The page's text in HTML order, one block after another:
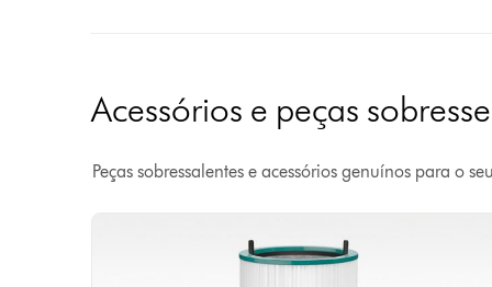
Acessórios e peças
Peças sobressalentes e acessórios genuínos para o